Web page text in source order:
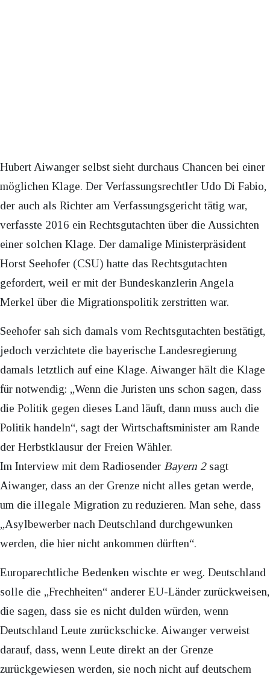
Hubert Aiwanger selbst sieht durchaus Chancen bei einer
möglichen Klage. Der Verfassungsrechtler Udo Di Fabio,
der auch als Richter am Verfassungsgericht tätig war,
verfasste 2016 ein Rechtsgutachten über die Aussichten
einer solchen Klage. Der damalige Ministerpräsident
Horst Seehofer (CSU) hatte das Rechtsgutachten
gefordert, weil er mit der Bundeskanzlerin Angela
Merkel über die Migrationspolitik zerstritten war.
Seehofer sah sich damals vom Rechtsgutachten bestätigt,
jedoch verzichtete die bayerische Landesregierung
damals letztlich auf eine Klage. Aiwanger hält die Klage
für notwendig: „Wenn die Juristen uns schon sagen, dass
die Politik gegen dieses Land läuft, dann muss auch die
Politik handeln“, sagt der Wirtschaftsminister am Rande
der Herbstklausur der Freien Wähler.
Im Interview mit dem Radiosender Bayern 2sagt
Aiwanger, dass an der Grenze nicht alles getan werde,
um die illegale Migration zu reduzieren. Man sehe, dass
„Asylbewerber nach Deutschland durchgewunken
werden, die hier nicht ankommen dürften“.
Europarechtliche Bedenken wischte er weg. Deutschland
solle die „Frechheiten“ anderer EU-Länder zurückweisen,
die sagen, dass sie es nicht dulden würden, wenn
Deutschland Leute zurückschicke. Aiwanger verweist
darauf, dass, wenn Leute direkt an der Grenze
zurückgewiesen werden, sie noch nicht auf deutschem